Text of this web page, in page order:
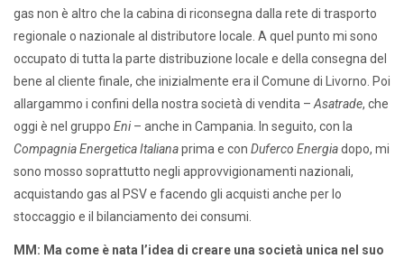
gas non è altro che la cabina di riconsegna dalla rete di trasporto
regionale o nazionale al distributore locale. A quel punto mi sono
occupato di tutta la parte distribuzione locale e della consegna del
bene al cliente finale, che inizialmente era il Comune di Livorno. Poi
allargammo i confini della nostra società di vendita – Asatrade, che
oggi è nel gruppo Eni– anche in Campania. In seguito, con la
Compagnia Energetica Italianaprima e con Duferco Energiadopo, mi
sono mosso soprattutto negli approvvigionamenti nazionali,
acquistando gas al PSV e facendo gli acquisti anche per lo
stoccaggio e il bilanciamento dei consumi.
MM: Ma come è nata l’idea di creare una società unica nel suo